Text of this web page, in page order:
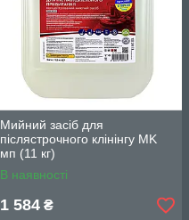
Мийний засіб для
післястрочного клінінгу MK
мп (11 кг)
В наявності
1 584 ₴